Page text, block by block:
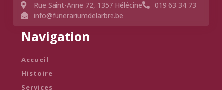
Navigation
Accueil
Histoire
Services
Rue Saint-Anne 72, 1357 Hélécine
019 63 34 73
info@funerariumdelarbre.be